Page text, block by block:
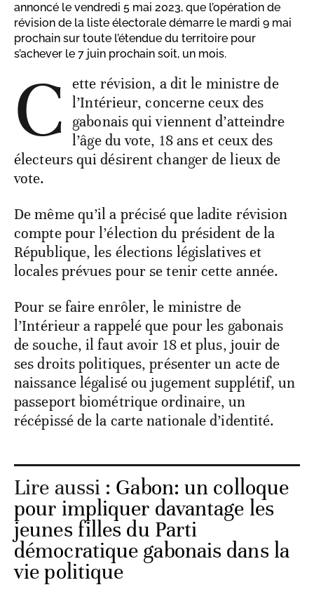
annoncé le vendredi 5 mai 2023, que l’opération de
révision de la liste électorale démarre le mardi 9 mai
prochain sur toute l’étendue du territoire pour
s’achever le 7 juin prochain soit, un mois.
C ette révision, a dit le ministre de
l’Intérieur, concerne ceux des
gabonais qui viennent d’atteindre
l’âge du vote, 18 ans et ceux des
électeurs qui désirent changer de lieux de
vote.
De même qu’il a précisé que ladite révision
compte pour l’élection du président de la
République, les élections législatives et
locales prévues pour se tenir cette année.
Pour se faire enrôler, le ministre de
l’Intérieur a rappelé que pour les gabonais
de souche, il faut avoir 18 et plus, jouir de
ses droits politiques, présenter un acte de
naissance légalisé ou jugement supplétif, un
passeport biométrique ordinaire, un
récépissé de la carte nationale d’identité.
Lire aussi : Gabon: un colloque
pour impliquer davantage les
jeunes filles du Parti
démocratique gabonais dans la
vie politique